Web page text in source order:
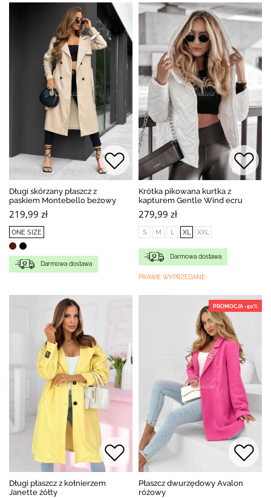
Długi skórzany płaszcz z
paskiem Montebello beżowy
219,99 zł
ONE SIZE
Darmowa dostawa
Krótka pikowana kurtka z
kapturem Gentle Wind ecru
279,99 zł
S M L XL XXL
Darmowa dostawa
PRAWIE WYPRZEDANE
Długi płaszcz z kołnierzem
Janette żółty
PROMOCJA -50%
Płaszcz dwurzędowy Avalon
różowy